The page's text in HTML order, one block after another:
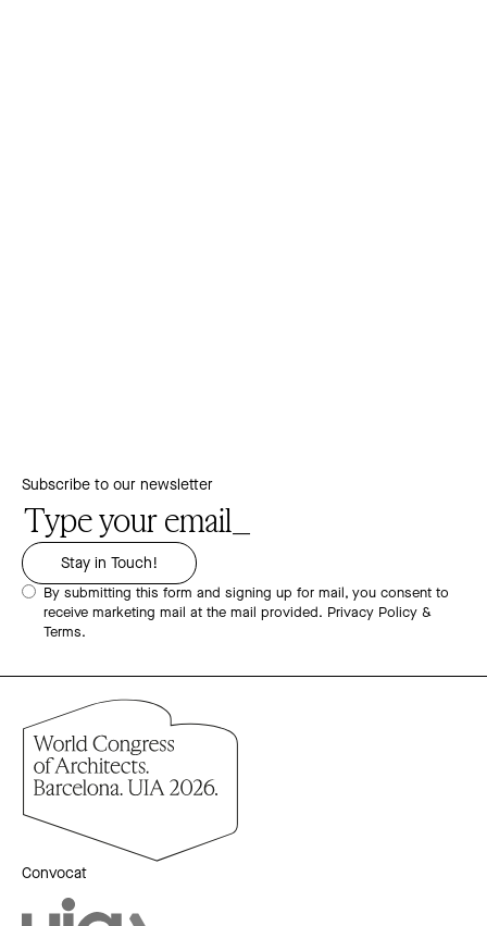
Subscribe to our newsletter
By submitting this form and signing up for mail, you consent to
receive marketing mail at the mail provided. Privacy Policy &
Terms.
Convocat